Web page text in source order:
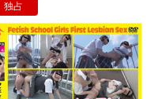
投稿 自画撮りシリーズ065
独占
フ